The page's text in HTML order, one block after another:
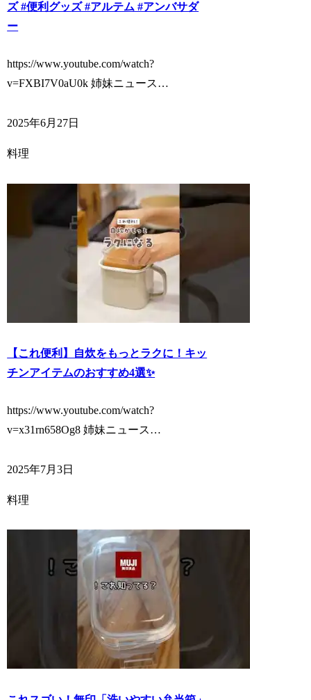
ズ #便利グッズ #アルテム #アンバサダ
ー
https://www.youtube.com/watch?
v=FXBI7V0aU0k 姉妹ニュース…
2025年6月27日
料理
【これ便利】自炊をもっとラクに！キッ
チンアイテムのおすすめ4選✨
https://www.youtube.com/watch?
v=x31rn658Og8 姉妹ニュース…
2025年7月3日
料理